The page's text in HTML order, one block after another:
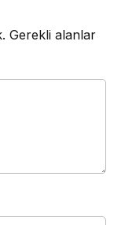
Gerekli alanlar